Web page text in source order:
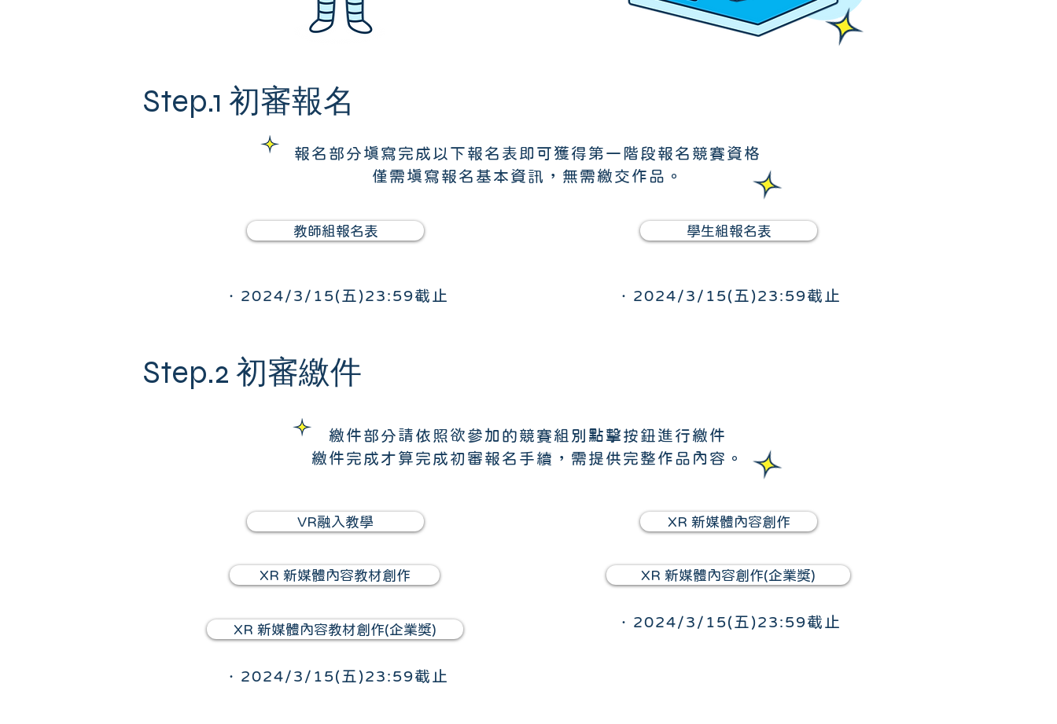
Step.1 初審報名
報名部分填寫完成以下報名表即可獲得第一階段報名競賽資格
僅需填寫報名基本資訊，無需繳交作品。
教師組報名表 學生組報名表
．2024/3/15(五)23:59截止 ．2024/3/15(五)23:59截止
Step.2 初審繳件
繳件部分請依照欲參加的競賽組別點擊按鈕進行繳件
繳件完成才算完成初審報名手續，需提供完整作品內容。
VR融入教學
XR 新媒體內容教材創作
XR 新媒體內容教材創作(企業獎)
XR 新媒體內容創作
XR 新媒體內容創作(企業獎)
．2024/3/15(五)23:59截止
．2024/3/15(五)23:59截止